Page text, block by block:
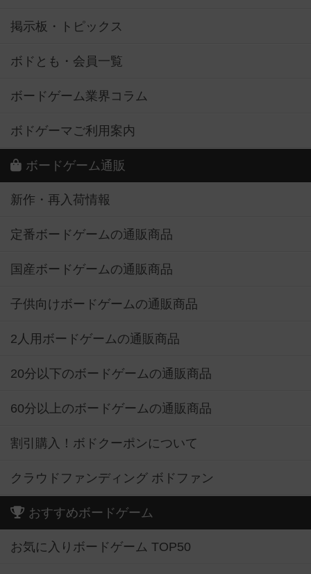
掲示板・トピックス
ボドとも・会員一覧
ボードゲーム業界コラム
ボドゲーマご利用案内
ボードゲーム通販
新作・再入荷情報
定番ボードゲームの通販商品
国産ボードゲームの通販商品
子供向けボードゲームの通販商品
2人用ボードゲームの通販商品
20分以下のボードゲームの通販商品
60分以上のボードゲームの通販商品
割引購入！ボドクーポンについて
クラウドファンディング ボドファン
おすすめボードゲーム
お気に入りボードゲーム TOP50